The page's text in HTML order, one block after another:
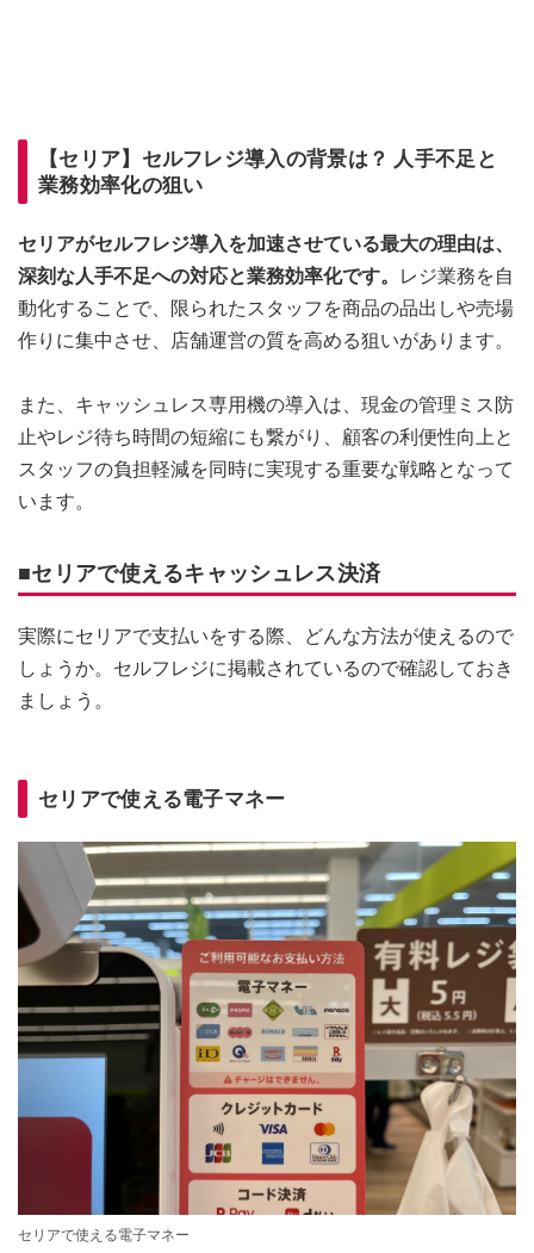
【セリア】セルフレジ導入の背景は？ 人手不足と
業務効率化の狙い
セリアがセルフレジ導入を加速させている最大の理由は、
深刻な人手不足への対応と業務効率化です。
レジ業務を自
動化することで、限られたスタッフを商品の品出しや売場
作りに集中させ、店舗運営の質を高める狙いがあります。
また、キャッシュレス専用機の導入は、現金の管理ミス防
止やレジ待ち時間の短縮にも繋がり、顧客の利便性向上と
スタッフの負担軽減を同時に実現する重要な戦略となって
います。
■セリアで使えるキャッシュレス決済
実際にセリアで支払いをする際、どんな方法が使えるので
しょうか。セルフレジに掲載されているので確認しておき
ましょう。
セリアで使える電子マネー
セリアで使える電子マネー